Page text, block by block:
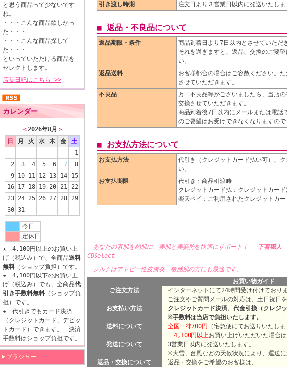
と思う商品って少ないです
ね。
・・・こんな商品欲しかっ
た・・・
・・・こんな商品探して
た・・・
といっていただける商品を
セレクトします。
店長日記はこちら >>
カレンダー
＜2026年8月 ＞
日
月 火 水 木 金
土
1
2
3 4 5 6 7
8
9 10 11 12 13 14
15
16 17 18 19 20 21
22
23 24 25 26 27 28
29
30 31
今日
定休日
★ 4,100円以上のお買い上
げ（税込み）で、全商品送料
無料 （ショップ負担）です。
★ 4,100円以下のお買い上
げ（税込み）でも、全商品代
引き手数料無料 （ショップ負
担）です。
★ 代引きでもカード決済
（クレジットカード、デビッ
トカード）できます。 決済
手数料はショップ負担です。
ブラジャー
引き渡し時期
注文日より３営業日以内に発送いたしま
■ 返品・不良品について
返品期限・条件
商品到着日より7日以内とさせていただ
それを過ぎますと、返品、交換のご要
い。
返品送料
お客様都合の場合はご容赦ください。
させていただきます。
不良品
万一不良品等がございましたら、当店
交換させていただきます。
商品到着後7日以内にメールまたは電話
のご要望はお受けできなくなりますので
■ お支払方法について
お支払方法
代引き（クレジットカード払い可）、
い。
お支払期限
代引き：商品引渡時
クレジットカード払：クレジットカード
楽天ペイ：ご利用されたクレジットカー
あなたの素肌を絹肌に、美肌と美姿勢を快適にサポート！ 下着職
CDSelect
シルクはアトピー性皮膚炎、敏感肌の方にも最適です。
お買い物ガイド
ご注文方法
インターネットにて24時間受け付けておりま
ご注文やご質問メールの対応は、土日祝日
お支払い方法
クレジットカード決済、代金引換（クレジ
※手数料は当店で負担いたします。
送料について
全国一律700円
（宅急便にてお送りいたしま
4,100円以上お買い上げいただいた場合
発送について
3営業日以内に発送いたします。
※大雪、台風などの天候状況により、運送に
返品・交換について
返品・交換をご希望のお客様は、